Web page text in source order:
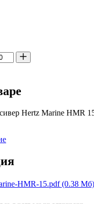
Hertz Marine HMR
HMR-15.pdf (0.38 Мб)